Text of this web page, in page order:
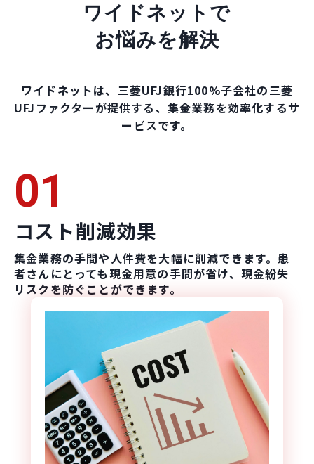
ワイドネットで
お悩みを解決
ワイドネットは、三菱UFJ銀行100%子会社の三菱
UFJファクターが提供する、集金業務を効率化するサ
ービスです。
01
コスト削減効果
集金業務の手間や人件費を大幅に削減できます。患
者さんにとっても現金用意の手間が省け、現金紛失
リスクを防ぐことができます。